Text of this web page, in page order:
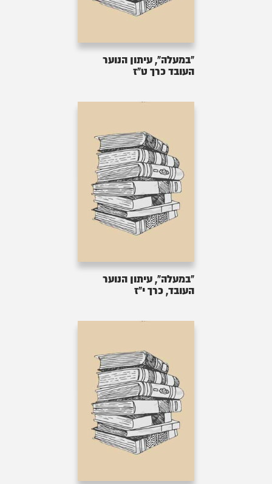
"במעלה", עיתון הנוער
העובד כרך ט"ז
"במעלה", עיתון הנוער
העובד, כרך י"ז